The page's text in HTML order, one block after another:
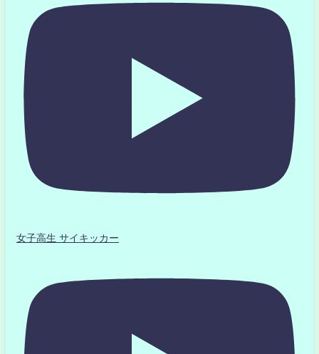
女子高生 サイキッカー